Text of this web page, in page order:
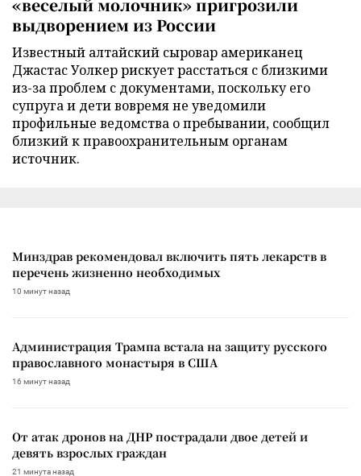
выдворением из России
Известный алтайский сыровар американец
Джастас Уолкер рискует расстаться с близкими
из-за проблем с документами, поскольку его
супруга и дети вовремя не уведомили
профильные ведомства о пребывании, сообщил
близкий к правоохранительным органам
источник.
Минздрав рекомендовал включить пять лекарств в
перечень жизненно необходимых
10 минут назад
Администрация Трампа встала на защиту русского
православного монастыря в США
16 минут назад
От атак дронов на ДНР пострадали двое детей и
девять взрослых граждан
21 минута назад